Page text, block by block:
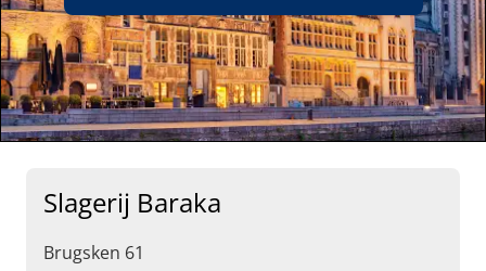
Slagerij Baraka
Brugsken 61